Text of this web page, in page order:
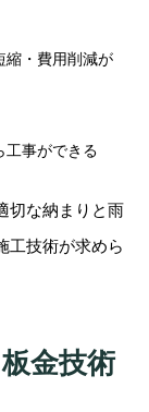
縮・費用削減が
工事ができる
切な納まりと雨
工技術が求めら
金技術